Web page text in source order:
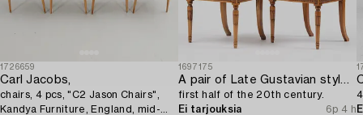
1726659
Carl Jacobs,
chairs, 4 pcs, "C2 Jason Chairs",
Kandya Furniture, England, mid-
1697175
A pair of Late Gustavian style chairs,
first half of the 20th century.
Ei tarjouksia
6p 4 h